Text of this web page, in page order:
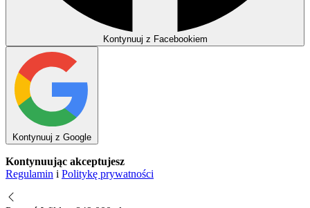
Kontynuuj z Facebookiem
Kontynuuj z Google
Kontynuując akceptujesz
Regulamin i Politykę prywatności